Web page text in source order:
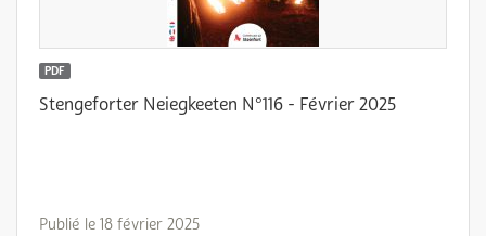
PDF
Stengeforter Neiegkeeten N°116 - Février 2025
Publié le 18 février 2025